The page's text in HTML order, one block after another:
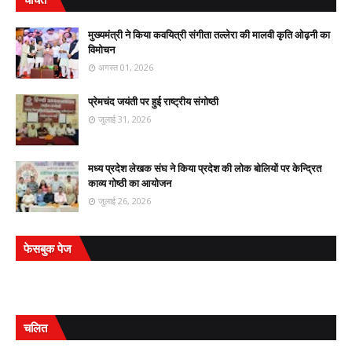
मुख्यमंत्री ने किया कवयित्री संगीता तल्लेरा की मालवी कृति ओढ़नी का
विमोचन
अगस्त 01, 2026
प्रेमचंद जयंती पर हुई राष्ट्रीय संगोष्ठी
जुलाई 31, 2026
मध्य प्रदेश लेखक संघ ने किया प्रदेश की लोक बोलियों पर केन्द्रित
काव्य गोष्ठी का आयोजन
जुलाई 26, 2026
फेसबुक पेज
चलित